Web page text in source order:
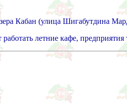
Кабан (улица Шигабутдина
летние кафе,